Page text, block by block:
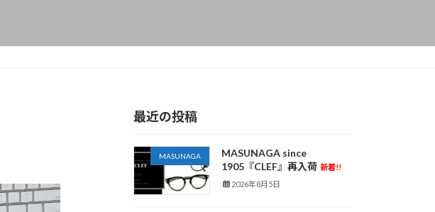
最近の投稿
MASUNAGA
MASUNAGA since
1905『CLEF』再入荷 新着!!
2026年8月5日